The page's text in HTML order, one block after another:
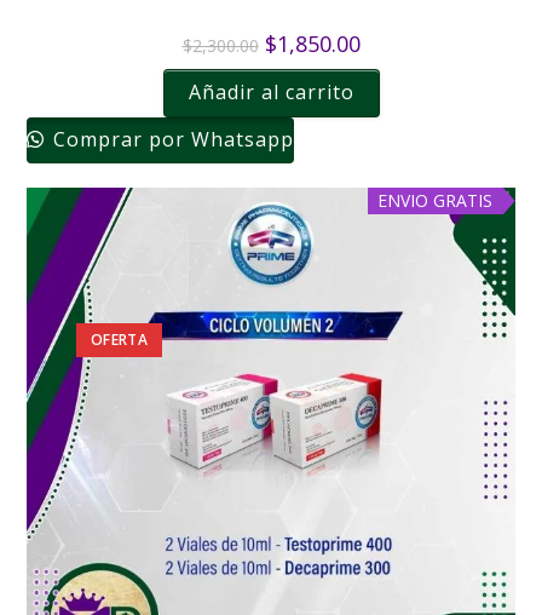
$2,300.00 $1,850.00
Añadir al carrito
Comprar por Whatsapp
ENVIO GRATIS
OFERTA